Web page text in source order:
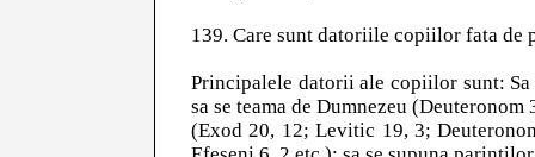
139. Care sunt datoriile copiilor fata
Principalele datorii ale copiilor sunt:
sa se teama de Dumnezeu
(Exod 20, 12; Levitic 19, 3;